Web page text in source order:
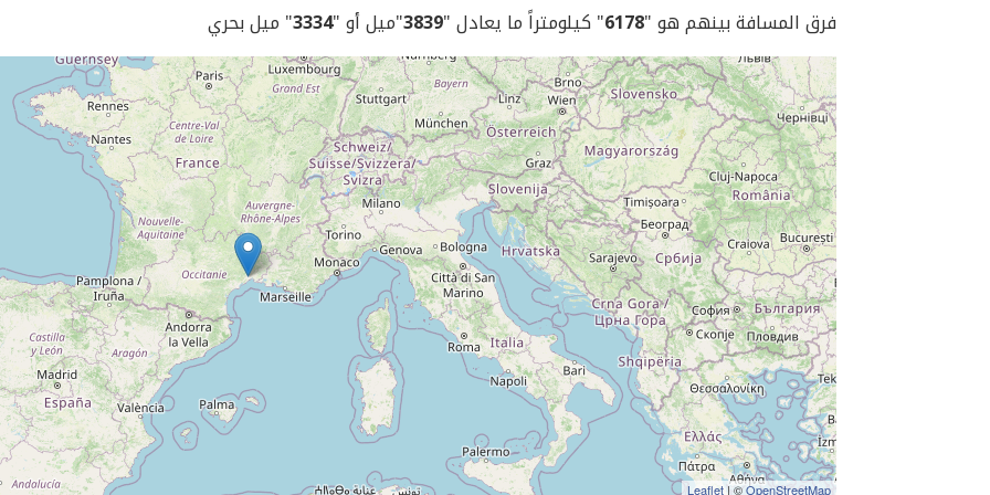
فرق المسافة بينهم هو "6178" كيلومتراً ما يعادل "3839"ميل أو "3334" ميل بحري
Leaflet| ©OpenStreetMap